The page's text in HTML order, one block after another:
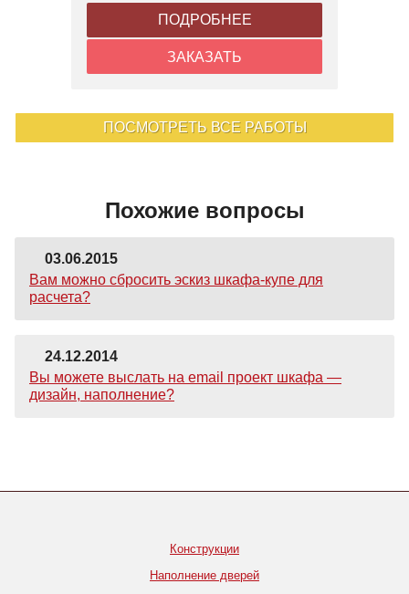
ПОДРОБНЕЕ
ЗАКАЗАТЬ
ПОСМОТРЕТЬ ВСЕ РАБОТЫ
Похожие вопросы
03.06.2015
Вам можно сбросить эскиз шкафа-купе для
расчета?
24.12.2014
Вы можете выслать на email проект шкафа —
дизайн, наполнение?
Конструкции
Наполнение дверей